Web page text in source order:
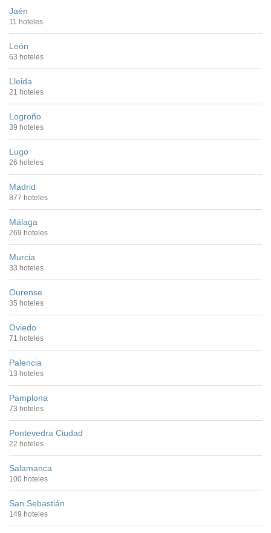
Jaén
11 hoteles
León
63 hoteles
Lleida
21 hoteles
Logroño
39 hoteles
Lugo
26 hoteles
Madrid
877 hoteles
Málaga
269 hoteles
Murcia
33 hoteles
Ourense
35 hoteles
Oviedo
71 hoteles
Palencia
13 hoteles
Pamplona
73 hoteles
Pontevedra Ciudad
22 hoteles
Salamanca
100 hoteles
San Sebastián
149 hoteles